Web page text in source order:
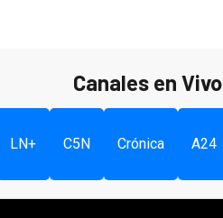
Canales en Vivo
LN+ C5N Crónica A24